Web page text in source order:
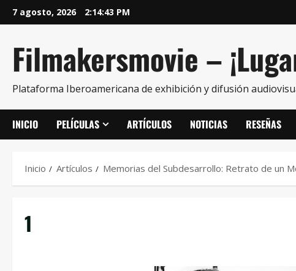
7 agosto, 2026 2:14:43 PM
Filmakersmovie –
Plataforma Iberoamericana de exhibición y difusión
INICIO PELÍCULAS ARTÍCULOS NOTICIAS RESEÑAS
Inicio Artículos Memorias del Subdesarrollo: Retrato de un
1